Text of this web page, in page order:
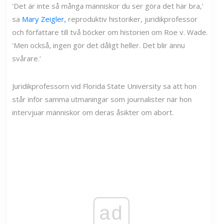
'Det är inte så många människor du ser göra det här bra,'
sa Mary Zeigler, reproduktiv historiker, juridikprofessor
och författare till två böcker om historien om Roe v. Wade.
'Men också, ingen gör det dåligt heller. Det blir ännu
svårare.'
Juridikprofessorn vid Florida State University sa att hon
står inför samma utmaningar som journalister när hon
intervjuar människor om deras åsikter om abort.
ad